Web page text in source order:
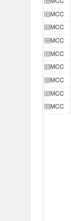
旧MCC
旧MCC
旧MCC
旧MCC
旧MCC
旧MCC
旧MCC
旧MCC